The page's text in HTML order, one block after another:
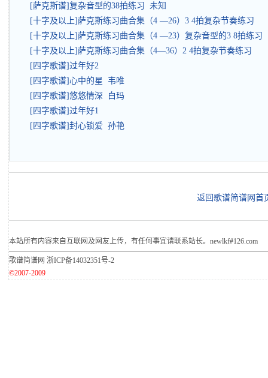
[萨克斯谱]复杂音型的38拍练习 未知
[十字及以上]萨克斯练习曲合集（4 —26）3 4拍复杂节奏练习
[十字及以上]萨克斯练习曲合集（4 —23）复杂音型的3 8拍练习
[十字及以上]萨克斯练习曲合集（4—36）2 4拍复杂节奏练习
[四字歌谱]过年好2
[四字歌谱]心中的星 韦唯
[四字歌谱]悠悠情深 白玛
[四字歌谱]过年好1
[四字歌谱]封心锁爱 孙艳
返回歌谱简谱网首
本站所有内容来自互联网及网友上传，有任何事宜请联系站长。newlkf#126.com
歌谱简谱网 浙ICP备14032351号-2
©2007-2009